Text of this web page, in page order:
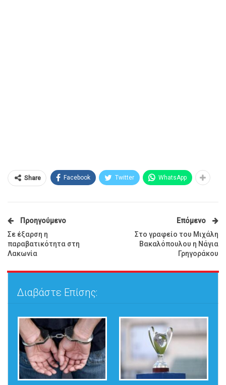
Share Facebook Twitter WhatsApp
Προηγούμενο
Σε έξαρση η
παραβατικότητα στη
Λακωνία
Επόμενο
Στο γραφείο του Μιχάλη
Βακαλόπουλου η Νάγια
Γρηγοράκου
Διαβάστε Επίσης: